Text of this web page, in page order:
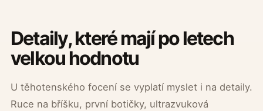
Detaily, které mají po letech
velkou hodnotu
U těhotenského focení se vyplatí myslet i na detaily.
Ruce na bříšku, první botičky, ultrazvuková